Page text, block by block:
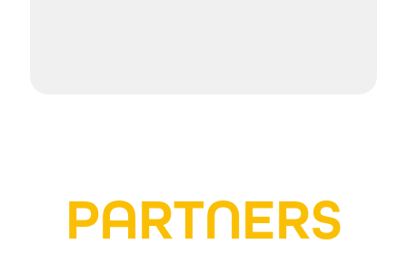
PARTNERS